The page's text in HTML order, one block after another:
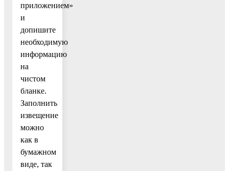
приложением»
и
допишите
необходимую
информацию
на
чистом
бланке.
Заполнить
извещение
можно
как в
бумажном
виде, так